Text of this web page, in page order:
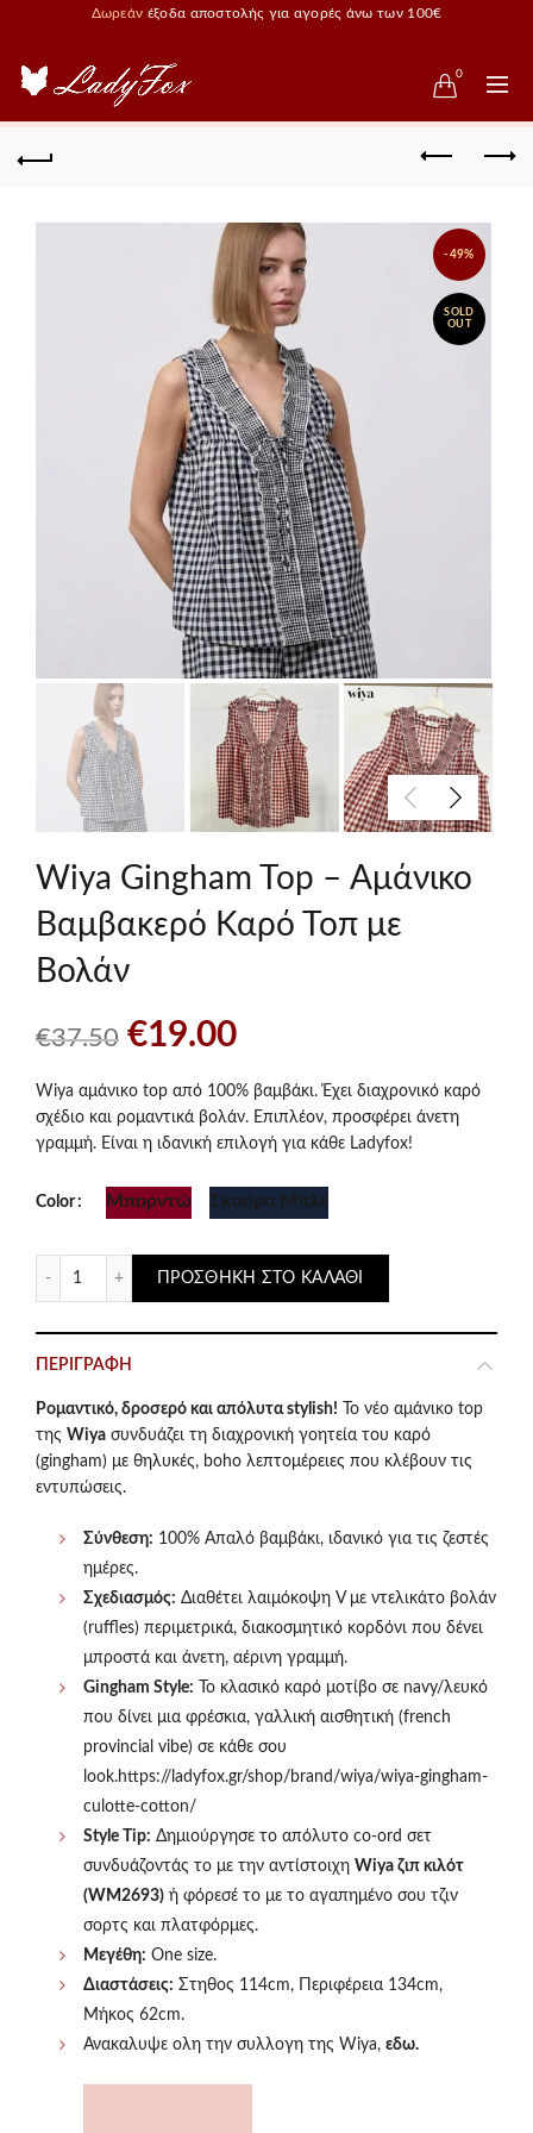
Δωρεάν έξοδα αποστολής για αγορές άνω των 100€
0
-49%
SOLD
OUT
Wiya Gingham Top – Αμάνικο
Βαμβακερό Καρό Τοπ με
Βολάν
€37.50 Original
price
was:
€37.50.
€19.00Η
τρέχουσα
τιμή
είναι:
Wiya αμάνικο top από 100% βαμβάκι. Έχει διαχρονικό καρό
σχέδιο και ρομαντικά βολάν. Επιπλέον, προσφέρει άνετη
γραμμή. Είναι η ιδανική επιλογή για κάθε Ladyfox!
Color Μπορντώ Σκούρο Μπλε
Wiya Gingham Top – Αμάνικο Βαμβακερό Καρό Τοπ με
ΠΡΟΣΘΉΚΗ ΣΤΟ ΚΑΛΆΘΙ
ΠΕΡΙΓΡΑΦΉ
Ρομαντικό, δροσερό και απόλυτα stylish! Το νέο αμάνικο top
της Wiya συνδυάζει τη διαχρονική γοητεία του καρό
(gingham) με θηλυκές, boho λεπτομέρειες που κλέβουν τις
εντυπώσεις.
Σύνθεση: 100% Απαλό βαμβάκι, ιδανικό για τις ζεστές
ημέρες.
Σχεδιασμός: Διαθέτει λαιμόκοψη V με ντελικάτο βολάν
(ruffles) περιμετρικά, διακοσμητικό κορδόνι που δένει
μπροστά και άνετη, αέρινη γραμμή.
Gingham Style: Το κλασικό καρό μοτίβο σε navy/λευκό
που δίνει μια φρέσκια, γαλλική αισθητική (french
provincial vibe) σε κάθε σου
look.https://ladyfox.gr/shop/brand/wiya/wiya-gingham-
culotte-cotton/
Style Tip: Δημιούργησε το απόλυτο co-ord σετ
συνδυάζοντάς το με την αντίστοιχη Wiya ζιπ κιλότ
(WM2693) ή φόρεσέ το με το αγαπημένο σου τζιν
σορτς και πλατφόρμες.
Μεγέθη: One size.
Διαστάσεις: Στηθος 114cm, Περιφέρεια 134cm,
Μήκος 62cm.
Ανακαλυψε ολη την συλλογη της Wiya, εδω.